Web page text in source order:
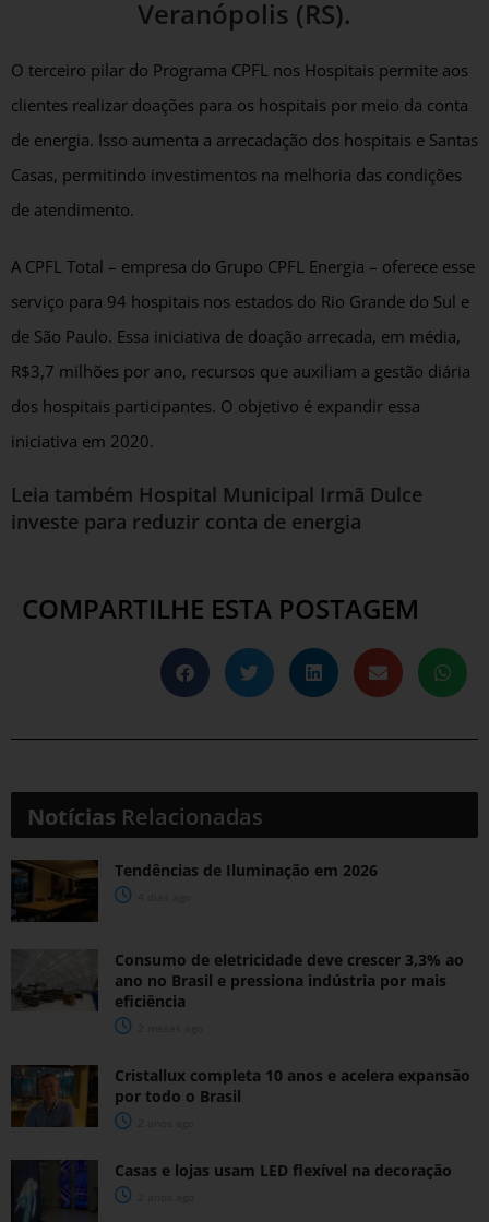
Veranópolis (RS).
O terceiro pilar do Programa CPFL nos Hospitais permite aos
clientes realizar doações para os hospitais por meio da conta
de energia. Isso aumenta a arrecadação dos hospitais e Santas
Casas, permitindo investimentos na melhoria das condições
de atendimento.
A CPFL Total – empresa do Grupo CPFL Energia – oferece esse
serviço para 94 hospitais nos estados do Rio Grande do Sul e
de São Paulo. Essa iniciativa de doação arrecada, em média,
R$3,7 milhões por ano, recursos que auxiliam a gestão diária
dos hospitais participantes. O objetivo é expandir essa
iniciativa em 2020.
Leia também Hospital Municipal Irmã Dulce
investe para reduzir conta de energia
COMPARTILHE ESTA POSTAGEM
Notícias Relacionadas
Tendências de Iluminação em 2026
Consumo de eletricidade deve crescer 3,3% ao
ano no Brasil e pressiona indústria por mais
eficiência
Cristallux completa 10 anos e acelera expansão
por todo o Brasil
Casas e lojas usam LED flexível na decoração